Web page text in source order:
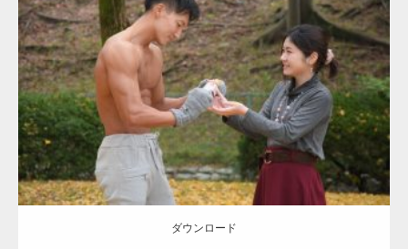
Update:2021.07.8
Category:公園のマッチョ その他 AKIHITO(細マッチョ) 上腕三頭筋
肩
ダウンロード
ダウンロード